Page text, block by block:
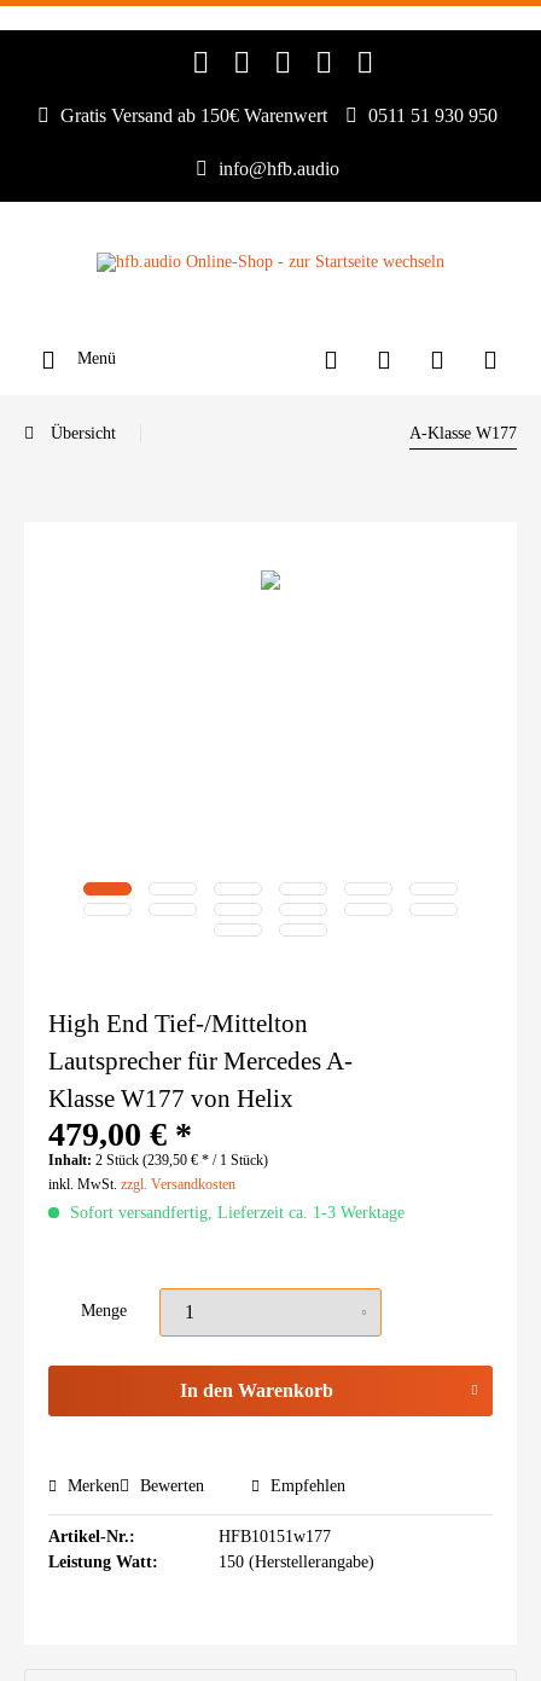
Gratis Versand ab 150€ Warenwert 0511 51 930 950
info@hfb.audio
Menü
Übersicht A-Klasse W177
High End Tief-/Mittelton
Lautsprecher für Mercedes A-
Klasse W177 von Helix
479,00 € *
Inhalt: 2 Stück (239,50 € * / 1 Stück)
inkl. MwSt. zzgl. Versandkosten
Sofort versandfertig, Lieferzeit ca. 1-3 Werktage
Menge
In den Warenkorb
Merken Bewerten Empfehlen
Artikel-Nr.:
HFB10151w177
Leistung Watt:
150 (Herstellerangabe)